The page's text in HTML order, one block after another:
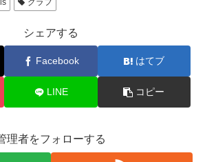
n
ot
e
シェアする
Facebook はてブ
LINE コピー
理者をフォローする